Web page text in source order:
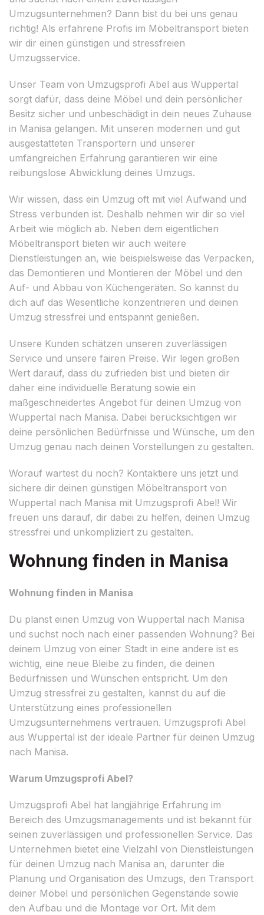
Umzugsunternehmen? Dann bist du bei uns genau
richtig! Als erfahrene Profis im Möbeltransport bieten
wir dir einen günstigen und stressfreien
Umzugsservice.
Unser Team von Umzugsprofi Abel aus Wuppertal
sorgt dafür, dass deine Möbel und dein persönlicher
Besitz sicher und unbeschädigt in dein neues Zuhause
in Manisa gelangen. Mit unseren modernen und gut
ausgestatteten Transportern und unserer
umfangreichen Erfahrung garantieren wir eine
reibungslose Abwicklung deines Umzugs.
Wir wissen, dass ein Umzug oft mit viel Aufwand und
Stress verbunden ist. Deshalb nehmen wir dir so viel
Arbeit wie möglich ab. Neben dem eigentlichen
Möbeltransport bieten wir auch weitere
Dienstleistungen an, wie beispielsweise das Verpacken,
das Demontieren und Montieren der Möbel und den
Auf- und Abbau von Küchengeräten. So kannst du
dich auf das Wesentliche konzentrieren und deinen
Umzug stressfrei und entspannt genießen.
Unsere Kunden schätzen unseren zuverlässigen
Service und unsere fairen Preise. Wir legen großen
Wert darauf, dass du zufrieden bist und bieten dir
daher eine individuelle Beratung sowie ein
maßgeschneidertes Angebot für deinen Umzug von
Wuppertal nach Manisa. Dabei berücksichtigen wir
deine persönlichen Bedürfnisse und Wünsche, um den
Umzug genau nach deinen Vorstellungen zu gestalten.
Worauf wartest du noch? Kontaktiere uns jetzt und
sichere dir deinen günstigen Möbeltransport von
Wuppertal nach Manisa mit Umzugsprofi Abel! Wir
freuen uns darauf, dir dabei zu helfen, deinen Umzug
stressfrei und unkompliziert zu gestalten.
Wohnung finden in Manisa
Wohnung finden in Manisa
Du planst einen Umzug von Wuppertal nach Manisa
und suchst noch nach einer passenden Wohnung? Bei
deinem Umzug von einer Stadt in eine andere ist es
wichtig, eine neue Bleibe zu finden, die deinen
Bedürfnissen und Wünschen entspricht. Um den
Umzug stressfrei zu gestalten, kannst du auf die
Unterstützung eines professionellen
Umzugsunternehmens vertrauen. Umzugsprofi Abel
aus Wuppertal ist der ideale Partner für deinen Umzug
nach Manisa.
Warum Umzugsprofi Abel?
Umzugsprofi Abel hat langjährige Erfahrung im
Bereich des Umzugsmanagements und ist bekannt für
seinen zuverlässigen und professionellen Service. Das
Unternehmen bietet eine Vielzahl von Dienstleistungen
für deinen Umzug nach Manisa an, darunter die
Planung und Organisation des Umzugs, den Transport
deiner Möbel und persönlichen Gegenstände sowie
den Aufbau und die Montage vor Ort. Mit dem